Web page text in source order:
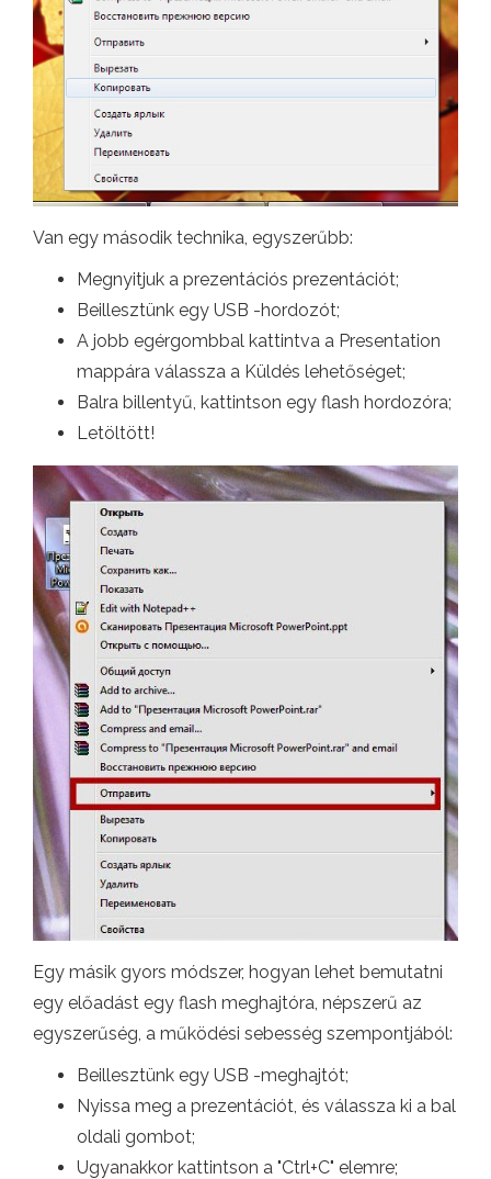
Van egy második technika, egyszerűbb:
Megnyitjuk a prezentációs prezentációt;
Beillesztünk egy USB -hordozót;
A jobb egérgombbal kattintva a Presentation
mappára válassza a Küldés lehetőséget;
Balra billentyű, kattintson egy flash hordozóra;
Letöltött!
Egy másik gyors módszer, hogyan lehet bemutatni
egy előadást egy flash meghajtóra, népszerű az
egyszerűség, a működési sebesség szempontjából:
Beillesztünk egy USB -meghajtót;
Nyissa meg a prezentációt, és válassza ki a bal
oldali gombot;
Ugyanakkor kattintson a "Ctrl+C" elemre;